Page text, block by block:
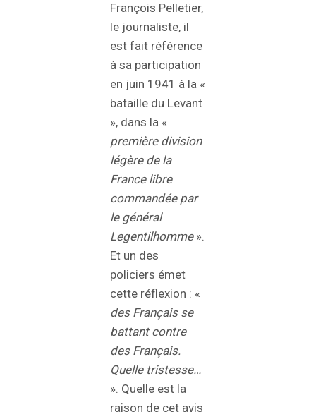
François Pelletier,
le journaliste, il
est fait référence
à sa participation
en juin 1941 à la «
bataille du Levant
», dans la «
première division
légère de la
France libre
commandée par
le général
Legentilhomme».
Et un des
policiers émet
cette réflexion : «
des Français se
battant contre
des Français.
Quelle tristesse…
». Quelle est la
raison de cet avis